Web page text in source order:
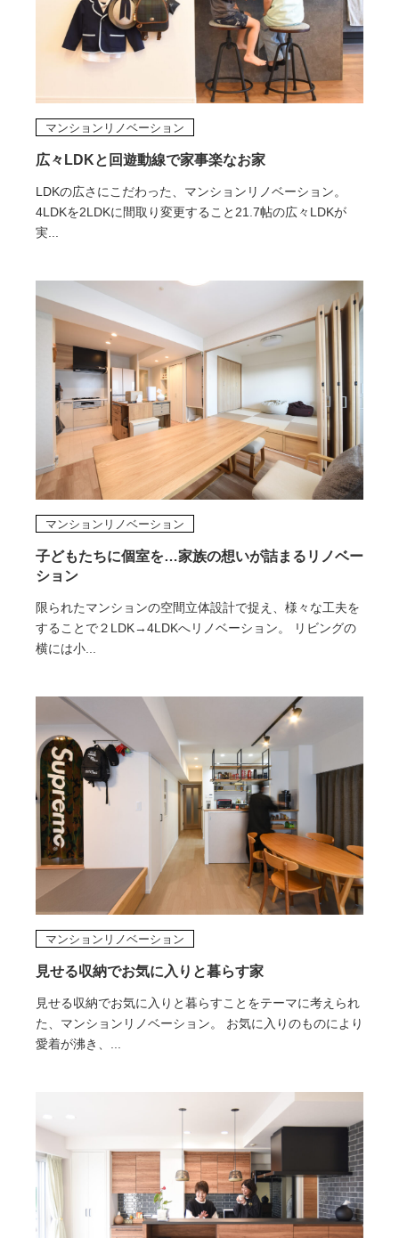
広々LDKと回遊動線で家事楽なお家
LDKの広さにこだわった、マンションリノベーション。
4LDKを2LDKに間取り変更すること21.7帖の広々LDKが
実...
マンションリノベーション
子どもたちに個室を…家族の想いが詰まるリノベー
ション
限られたマンションの空間立体設計で捉え、様々な工夫を
することで２LDK→4LDKへリノベーション。 リビングの
横には小...
マンションリノベーション
見せる収納でお気に入りと暮らす家
見せる収納でお気に入りと暮らすことをテーマに考えられ
た、マンションリノベーション。 お気に入りのものにより
愛着が沸き、...
マンションリノベーション